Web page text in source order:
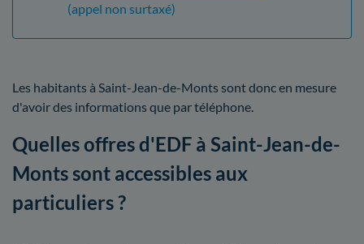
(appel non surtaxé)
Les habitants à Saint-Jean-de-Monts sont donc en mesure
d'avoir des informations que par téléphone.
Quelles offres d'EDF à Saint-Jean-de-
Monts sont accessibles aux
particuliers ?